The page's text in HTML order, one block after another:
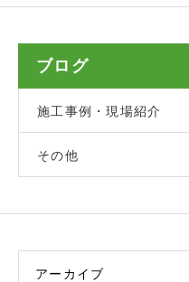
ブログ
施工事例・現場紹介
その他
アーカイブ